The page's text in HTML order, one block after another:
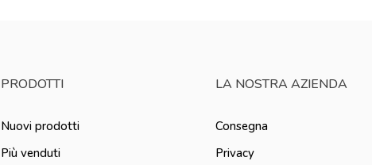
PRODOTTI
Nuovi prodotti
Più venduti
LA NOSTRA AZIENDA
Consegna
Privacy